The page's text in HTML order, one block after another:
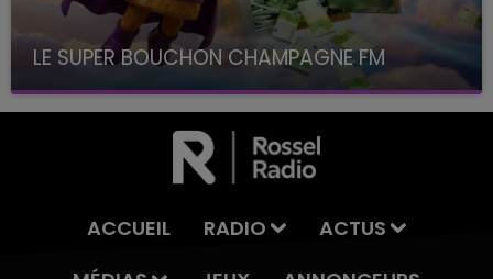
LE SUPER BOUCHON CHAMPAGNE FM
avec La Famille Champagne FM, à 8H10
ACCUEIL RADIO
ACTUS